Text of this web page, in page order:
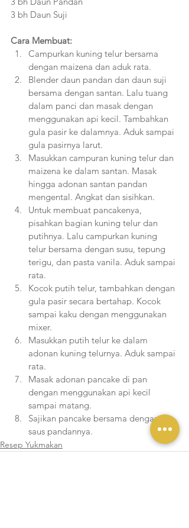
3 bh Daun Suji
Cara Membuat:
Campurkan kuning telur bersama
dengan maizena dan aduk rata.
Blender daun pandan dan daun suji
bersama dengan santan. Lalu tuang
dalam panci dan masak dengan
menggunakan api kecil. Tambahkan
gula pasir ke dalamnya. Aduk sampai
gula pasirnya larut.
Masukkan campuran kuning telur dan
maizena ke dalam santan. Masak
hingga adonan santan pandan
mengental. Angkat dan sisihkan.
Untuk membuat pancakenya,
pisahkan bagian kuning telur dan
putihnya. Lalu campurkan kuning
telur bersama dengan susu, tepung
terigu, dan pasta vanila. Aduk sampai
rata.
Kocok putih telur, tambahkan dengan
gula pasir secara bertahap. Kocok
sampai kaku dengan menggunakan
mixer.
Masukkan putih telur ke dalam
adonan kuning telurnya. Aduk sampai
rata.
Masak adonan pancake di pan
dengan menggunakan api kecil
sampai matang.
Sajikan pancake bersama dengan
saus pandannya.
Resep Yukmakan